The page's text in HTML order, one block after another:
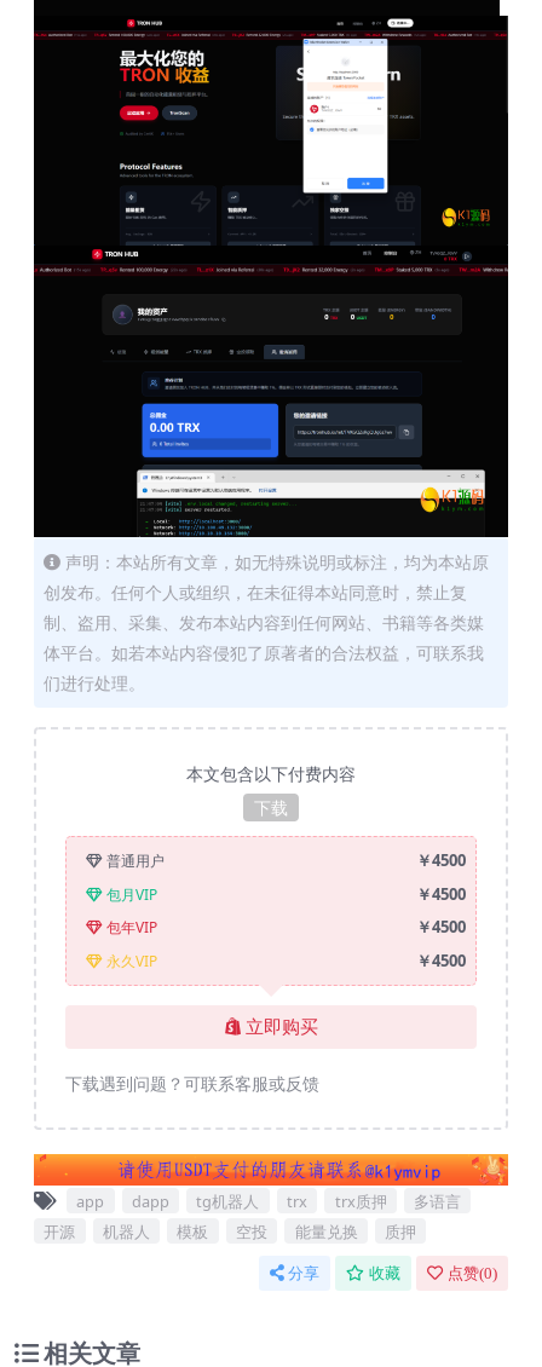
声明：本站所有文章，如无特殊说明或标注，均为本站原
创发布。任何个人或组织，在未征得本站同意时，禁止复
制、盗用、采集、发布本站内容到任何网站、书籍等各类媒
体平台。如若本站内容侵犯了原著者的合法权益，可联系我
们进行处理。
本文包含以下付费内容
下载
普通用户 ￥4500
包月VIP ￥4500
包年VIP ￥4500
永久VIP ￥4500
立即购买
下载遇到问题？可联系客服或反馈
app dapp tg机器人 trx trx质押
多语言
开源
机器人 模板 空投 能量兑换 质押
分享 收藏 点赞(0)
相关文章